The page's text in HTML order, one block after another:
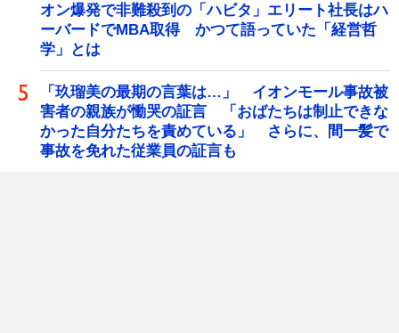
オン爆発で非難殺到の「ハビタ」エリート社長はハ
ーバードでMBA取得 かつて語っていた「経営哲
学」とは
「玖瑠美の最期の言葉は…」 イオンモール事故被
害者の親族が慟哭の証言 「おばたちは制止できな
かった自分たちを責めている」 さらに、間一髪で
事故を免れた従業員の証言も